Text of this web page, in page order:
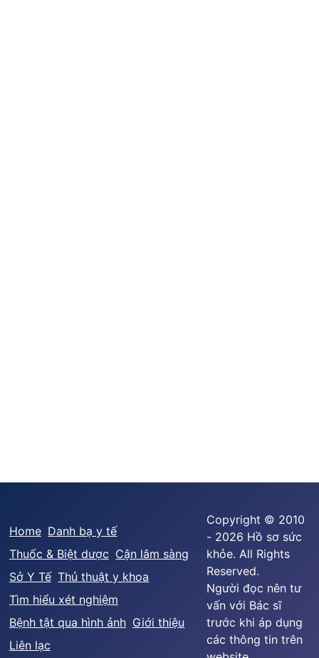
Home Danh bạ y tế
Thuốc & Biệt dược Cận lâm sàng
Sở Y Tế Thủ thuật y khoa
Tìm hiểu xét nghiệm
Bệnh tật qua hình ảnh Giới thiệu
Liên lạc
Copyright © 2010
- 2026 Hồ sơ sức
khỏe. All Rights
Reserved.
Người đọc nên tư
vấn với Bác sĩ
trước khi áp dụng
các thông tin trên